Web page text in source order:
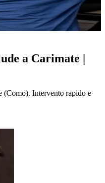
a Carimate |
(Como). Intervento rapido e